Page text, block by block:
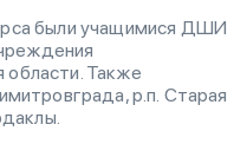
были учащимися ДШИ
области. Также
р.п. Старая